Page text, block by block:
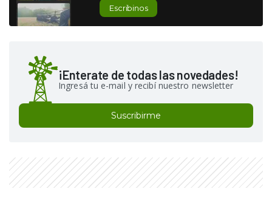
Escribinos
¡Enterate de todas las novedades!
Ingresá tu e-mail y recibí nuestro newsletter
Suscribirme